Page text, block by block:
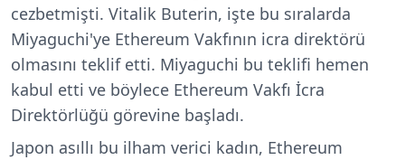
cezbetmişti. Vitalik Buterin, işte bu sıralarda
Miyaguchi'ye Ethereum Vakfının icra direktörü
olmasını teklif etti. Miyaguchi bu teklifi hemen
kabul etti ve böylece Ethereum Vakfı İcra
Direktörlüğü görevine başladı.
Japon asıllı bu ilham verici kadın, Ethereum